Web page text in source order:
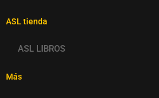
ASL tienda
ASL LIBROS
Más